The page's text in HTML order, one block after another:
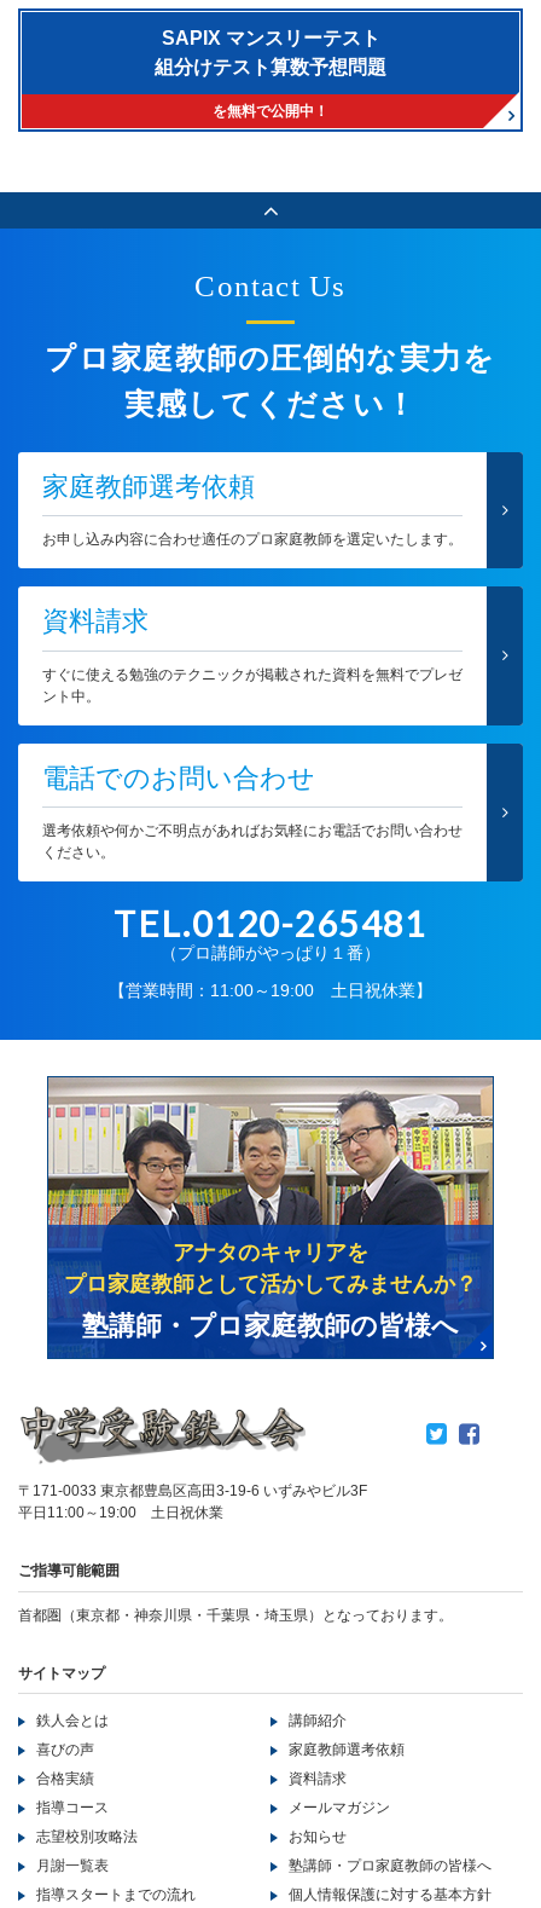
SAPIX マンスリーテスト
組分けテスト算数予想問題
を無料で公開中！
Contact Us
プロ家庭教師の圧倒的な実力を
実感してください！
家庭教師選考依頼
お申し込み内容に合わせ適任のプロ家庭教師を選定いたします。
資料請求
すぐに使える勉強のテクニックが掲載された資料を無料でプレゼ
ント中。
電話でのお問い合わせ
選考依頼や何かご不明点があればお気軽にお電話でお問い合わせ
ください。
TEL.0120-265481
（プロ講師がやっぱり１番）
【営業時間：11:00～19:00 土日祝休業】
〒171-0033 東京都豊島区高田3-19-6 いずみやビル3F
平日11:00～19:00 土日祝休業
ご指導可能範囲
首都圏（東京都・神奈川県・千葉県・埼玉県）となっております。
サイトマップ
鉄人会とは
喜びの声
合格実績
指導コース
志望校別攻略法
月謝一覧表
指導スタートまでの流れ
講師紹介
家庭教師選考依頼
資料請求
メールマガジン
お知らせ
塾講師・プロ家庭教師の皆様へ
個人情報保護に対する基本方針
アナタのキャリアを
プロ家庭教師として活かしてみませんか？
塾講師・プロ家庭教師の皆様へ